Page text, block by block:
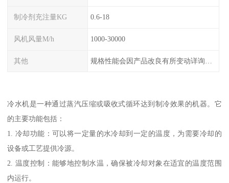
制冷剂充注量KG 0.6-18
风机风量M/h 1000-30000
其他
冷水机是一种通过蒸汽压缩或吸收式循环达到制冷效果的机器。它
的主要功能包括：
1. 冷却功能：可以将一定量的水冷却到一定的温度，为需要冷却的
设备或工艺提供冷源。
2. 温度控制：能够地控制水温，确保被冷却对象在适宜的温度范围
内运行。